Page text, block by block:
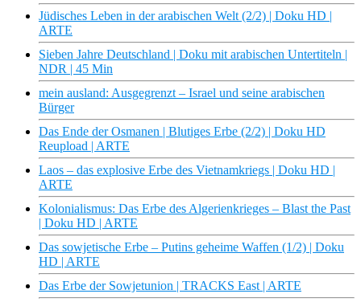
Jüdisches Leben in der arabischen Welt (2/2) | Doku HD |
ARTE
Sieben Jahre Deutschland | Doku mit arabischen Untertiteln |
NDR | 45 Min
mein ausland: Ausgegrenzt – Israel und seine arabischen
Bürger
Das Ende der Osmanen | Blutiges Erbe (2/2) | Doku HD
Reupload | ARTE
Laos – das explosive Erbe des Vietnamkriegs | Doku HD |
ARTE
Kolonialismus: Das Erbe des Algerienkrieges – Blast the Past
| Doku HD | ARTE
Das sowjetische Erbe – Putins geheime Waffen (1/2) | Doku
HD | ARTE
Das Erbe der Sowjetunion | TRACKS East | ARTE